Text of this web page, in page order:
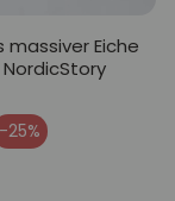
massiver Eiche
NordicStory
-25%